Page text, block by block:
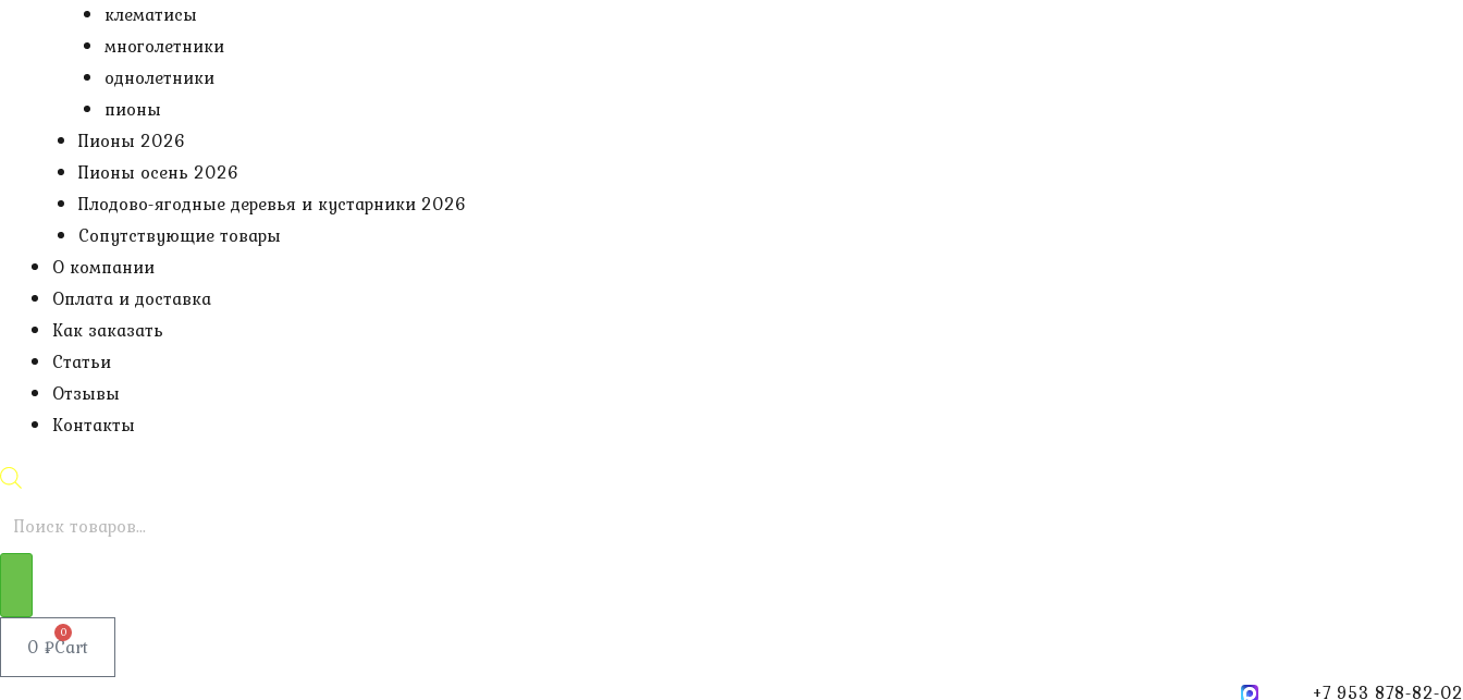
клематисы
многолетники
однолетники
пионы
Пионы 2026
Пионы осень 2026
Плодово-ягодные деревья и кустарники 2026
Сопутствующие товары
О компании
Оплата и доставка
Как заказать
Статьи
Отзывы
Контакты
Поиск
0 ₽
0
Cart
+7 953 878-82-02